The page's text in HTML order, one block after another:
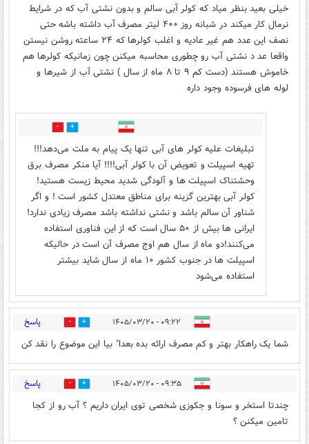
خیلی بعید بنظر میاد که کولر آبی سالم و بدون نشتی آب که در شرایط
نرمال کار میکند در شبانه روز ۴۰۰ لیتر مصرف آب داشته باشه حتی
نصف این عدد هم غیر عادیه و اغلب کولرها که ۲۴ ساعته روشن نیستن
واقعا عد د نشتی آب رو چطوری محاسبه میکنن چون زمانیکه کولرها هم
خاموش هستند (دست کم ۹ تا ۸ ماه از سال ) نشتی آب از شیرها و
لوله های فرسوده وجود داره
3
تبلیغات علیه کولر های آبی تنها یک پیام به ملت می‌دهد!!!
تهیه اسپیلت و تعویض آن با کولر آبی!!!! آیا منکر مصرف برق
وحشتناک اسپیلت ها و آلودگی شدید محیط زیست هستید!
کولر آبی بهترین گزینه برای مناطق معتدل کشور است ! و اگر
شناور آن سالم باشد و نشتی نداشته باشد مصرف زیادی ندارد!
ایرانی ها بیش از ۵۰ سال است که از این فناوری استفاده
می‌کنند!دو ماه از سال هم اوج مصرف آن است در حالیکه
اسپیلت ها در جنوب کشور ۱۰ ماه از سال شاید بیشتر
استفاده می‌شود
۰۹:۲۲ - ۱۴۰۵/۰۳/۲۰ 2 پاسخ
شما یک راهکار بهتر و کم مصرف ارائه بده بعدا" بیا این موضوع را نقد کن
۰۹:۳۵ - ۱۴۰۵/۰۳/۲۰ 1 پاسخ
چندتا استخر و سونا و جکوزی شخصی توی ایران داریم ؟ آب رو از کجا
تامین میکنن ؟